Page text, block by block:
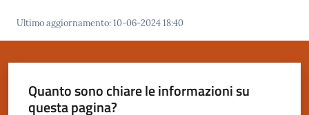
Servizi
Vivere
Dozza
Ultimo aggiornamento:10-06-2024 18:40
Quanto sono chiare le informazioni su
questa pagina?